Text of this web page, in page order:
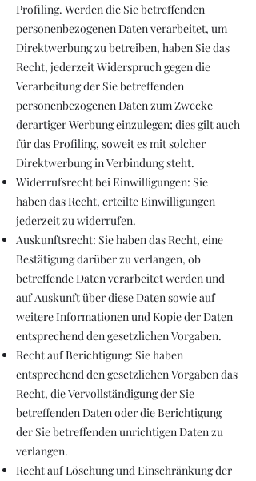
Profiling. Werden die Sie betreffenden
personenbezogenen Daten verarbeitet, um
Direktwerbung zu betreiben, haben Sie das
Recht, jederzeit Widerspruch gegen die
Verarbeitung der Sie betreffenden
personenbezogenen Daten zum Zwecke
derartiger Werbung einzulegen; dies gilt auch
für das Profiling, soweit es mit solcher
Direktwerbung in Verbindung steht.
Widerrufsrecht bei Einwilligungen: Sie
haben das Recht, erteilte Einwilligungen
jederzeit zu widerrufen.
Auskunftsrecht: Sie haben das Recht, eine
Bestätigung darüber zu verlangen, ob
betreffende Daten verarbeitet werden und
auf Auskunft über diese Daten sowie auf
weitere Informationen und Kopie der Daten
entsprechend den gesetzlichen Vorgaben.
Recht auf Berichtigung: Sie haben
entsprechend den gesetzlichen Vorgaben das
Recht, die Vervollständigung der Sie
betreffenden Daten oder die Berichtigung
der Sie betreffenden unrichtigen Daten zu
verlangen.
Recht auf Löschung und Einschränkung der